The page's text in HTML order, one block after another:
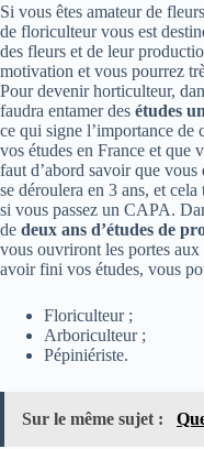
Si vous êtes amateur de
de floriculteur vous est
des fleurs et de leur
motivation et vous pourrez
Pour devenir horticulteur,
faudra entamer des études
ce qui signe l’importance de
vos études en France et que
faut d’abord savoir que
se déroulera en 3 ans, et
si vous passez un CAPA.
de deux ans d’études de
vous ouvriront les portes
avoir fini vos études, vous
Floriculteur ;
Arboriculteur ;
Pépiniériste.
Sur le même sujet :